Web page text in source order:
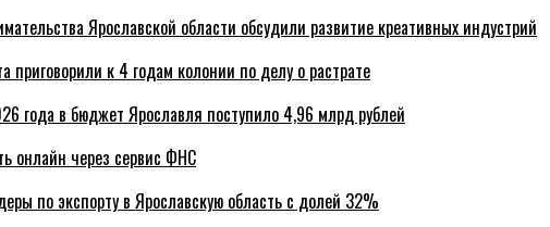
Ярославской области обсудили развитие креативных индустрий
приговорили к 4 годам колонии по делу о растрате
года в бюджет Ярославля поступило 4,96 млрд рублей
онлайн через сервис ФНС
по экспорту в Ярославскую область с долей 32%